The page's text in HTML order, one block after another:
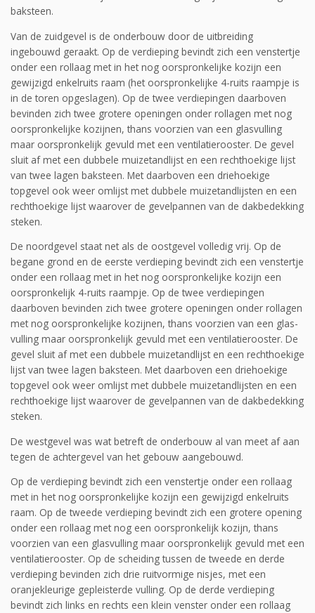
baksteen.
Van de zuidgevel is de onderbouw door de uitbreiding
ingebouwd geraakt. Op de verdieping bevindt zich een venstertje
onder een rollaag met in het nog oorspronkelijke kozijn een
gewijzigd enkelruits raam (het oorspronkelijke 4-ruits raampje is
in de toren opgeslagen). Op de twee verdiepingen daarboven
bevinden zich twee grotere openingen onder rollagen met nog
oorspronkelijke kozijnen, thans voorzien van een glasvulling
maar oorspronkelijk gevuld met een ventilatierooster. De gevel
sluit af met een dubbele muizetandlijst en een rechthoekige lijst
van twee lagen baksteen. Met daarboven een driehoekige
topgevel ook weer omlijst met dubbele muizetandlijsten en een
rechthoekige lijst waarover de gevelpannen van de dakbedek­king
steken.
De noordgevel staat net als de oostgevel volledig vrij. Op de
begane grond en de eerste ver­dieping bevindt zich een venstertje
onder een rollaag met in het nog oorspronkelijke kozijn een
oorspronkelijk 4-ruits raampje. Op de twee verdiepingen
daarboven bevinden zich twee gro­tere openingen onder rollagen
met nog oorspronkelijke kozijnen, thans voorzien van een glas­
vulling maar oorspronkelijk gevuld met een ventilatierooster. De
gevel sluit af met een dubbele muizetandlijst en een rechthoekige
lijst van twee lagen baksteen. Met daarboven een drie­hoekige
topgevel ook weer omlijst met dubbele muizetandlijsten en een
rechthoekige lijst waarover de gevelpannen van de dakbedekking
steken.
De westgevel was wat betreft de onderbouw al van meet af aan
tegen de achtergevel van het gebouw aangebouwd.
Op de verdieping bevindt zich een venstertje onder een rollaag
met in het nog oorspronkelijke kozijn een gewijzigd enkelruits
raam. Op de tweede verdieping bevindt zich een grotere opening
onder een rollaag met nog een oorspronkelijk kozijn, thans
voorzien van een glasvulling maar oorspronkelijk gevuld met een
ventilatierooster. Op de scheiding tussen de tweede en derde
verdieping bevinden zich drie ruitvormige nisjes, met een
oranjekleurige gepleisterde vulling. Op de derde verdieping
bevindt zich links en rechts een klein venster onder een rollaag